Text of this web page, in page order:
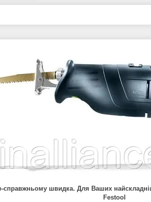
швидка. Для Ваших
Festool